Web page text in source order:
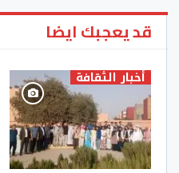
قد يعجبك ايضا
أخبار الثقافة